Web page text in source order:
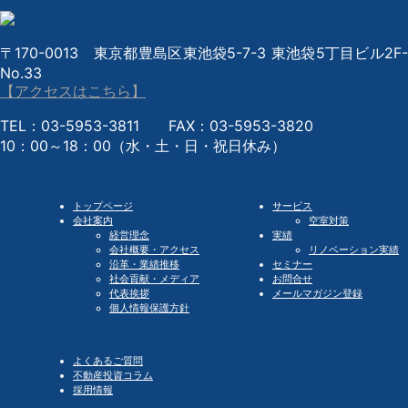
〒170-0013 東京都豊島区東池袋5-7-3 東池袋5丁目ビル2F-
No.33
【アクセスはこちら】
TEL：03-5953-3811 FAX：03-5953-3820
10：00～18：00（水・土・日・祝日休み）
トップページ
会社案内
経営理念
会社概要・アクセス
沿革・業績推移
社会貢献・メディア
代表挨拶
個人情報保護方針
サービス
空室対策
実績
リノベーション実績
セミナー
お問合せ
メールマガジン登録
よくあるご質問
不動産投資コラム
採用情報